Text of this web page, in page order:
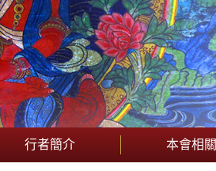
行者簡介 本會相關